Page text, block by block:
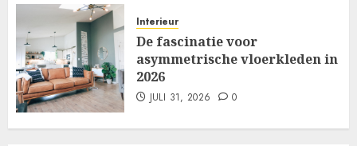
Interieur
De fascinatie voor
asymmetrische vloerkleden in
2026
JULI 31, 2026 0